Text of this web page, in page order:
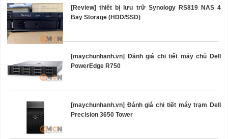
[Review] thiết bị lưu trữ Synology RS819 NAS 4
Bay Storage (HDD/SSD)
[maychunhanh.vn] Đánh giá chi tiết máy chủ Dell
PowerEdge R750
[maychunhanh.vn] Đánh giá chi tiết máy trạm Dell
Precision 3650 Tower